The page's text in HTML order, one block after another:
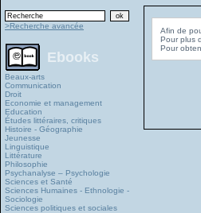
>Recherche avancée
Ebooks
Beaux-arts
Communication
Droit
Economie et management
Education
Études littéraires, critiques
Histoire - Géographie
Jeunesse
Linguistique
Littérature
Philosophie
Psychanalyse – Psychologie
Sciences et Santé
Sciences Humaines - Ethnologie -
Sociologie
Sciences politiques et sociales
Afin de
Pour plus